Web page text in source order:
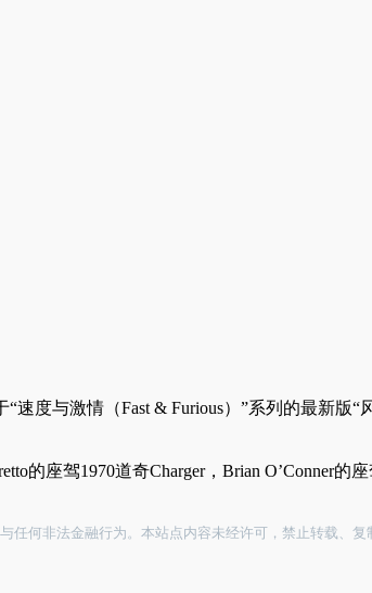
度与激情（Fast & Furious）”系列的最新版“
座驾1970道奇Charger，Brian O’Conner的
何非法金融行为。本站点内容未经许可，禁止转载、复